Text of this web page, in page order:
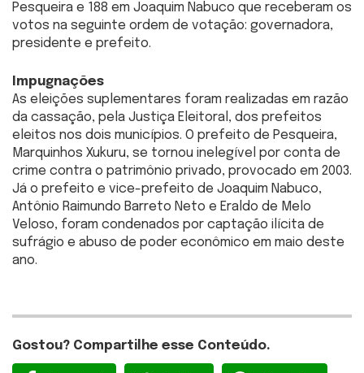
Pesqueira e 188 em Joaquim Nabuco que receberam os
votos na seguinte ordem de votação: governadora,
presidente e prefeito.
Impugnações
As eleições suplementares foram realizadas em razão
da cassação, pela Justiça Eleitoral, dos prefeitos
eleitos nos dois municípios. O prefeito de Pesqueira,
Marquinhos Xukuru, se tornou inelegível por conta de
crime contra o patrimônio privado, provocado em 2003.
Já o prefeito e vice-prefeito de Joaquim Nabuco,
Antônio Raimundo Barreto Neto e Eraldo de Melo
Veloso, foram condenados por captação ilícita de
sufrágio e abuso de poder econômico em maio deste
ano.
Gostou? Compartilhe esse Conteúdo.